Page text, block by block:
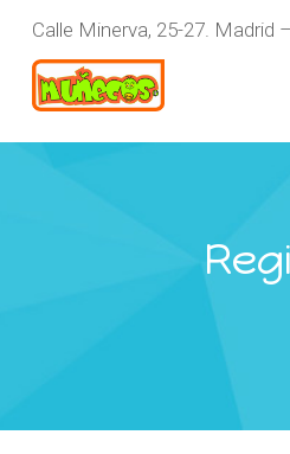
Calle Minerva, 25-27. Madrid